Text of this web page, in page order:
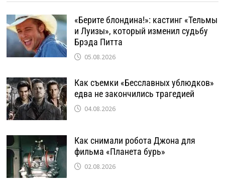
«Берите блондина!»: кастинг «Тельмы
и Луизы», который изменил судьбу
Брэда Питта
05.08.2026
Как съемки «Бесславных ублюдков»
едва не закончились трагедией
04.08.2026
Как снимали робота Джона для
фильма «Планета бурь»
02.08.2026